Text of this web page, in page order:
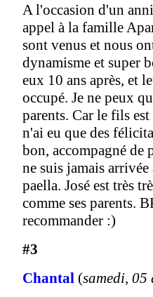
A l'occasion d'un
appel à la famille
sont venus et nous
dynamisme et super
eux 10 ans après, et
occupé. Je ne peux
parents. Car le fils
n'ai eu que des
bon, accompagné de
ne suis jamais
paella. José est très
comme ses parents.
recommander :)
#3
Chantal (samedi,